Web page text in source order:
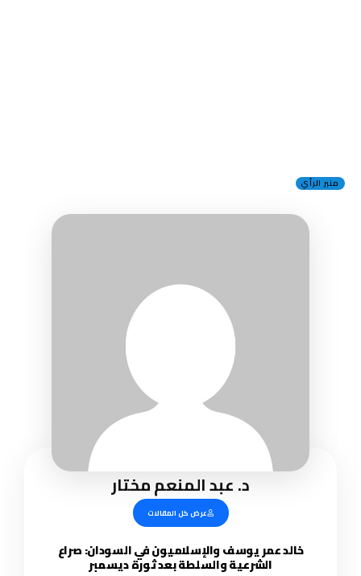
منبر الرأي
د. عبد المنعم مختار
عرض كل المقالات
خالد عمر يوسف والإسلاميون في السودان: صراع
الشرعية والسلطة بعد ثورة ديسمبر